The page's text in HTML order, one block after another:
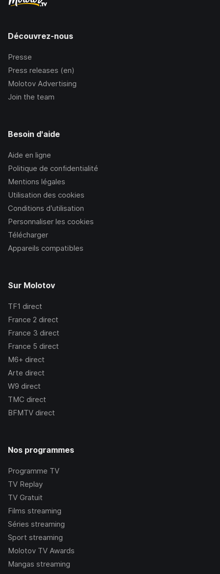
Découvrez-nous
Presse
Press releases (en)
Molotov Advertising
Join the team
Besoin d'aide
Aide en ligne
Politique de confidentialité
Mentions légales
Utilisation des cookies
Conditions d’utilisation
Personnaliser les cookies
Télécharger
Appareils compatibles
Sur Molotov
TF1 direct
France 2 direct
France 3 direct
France 5 direct
M6+ direct
Arte direct
W9 direct
TMC direct
BFMTV direct
Nos programmes
Programme TV
TV Replay
TV Gratuit
Films streaming
Séries streaming
Sport streaming
Molotov TV Awards
Mangas streaming